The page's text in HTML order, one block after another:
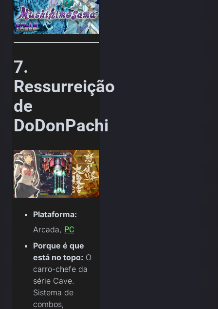
7.
Ressurreição
de
DoDonPachi
Plataforma:
Arcada, PC
Porque é que
está no topo: O
carro-chefe da
série Cave.
Sistema de
combos,